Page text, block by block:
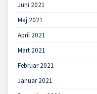
Juni 2021
Maj 2021
April 2021
Mart 2021
Februar 2021
Januar 2021